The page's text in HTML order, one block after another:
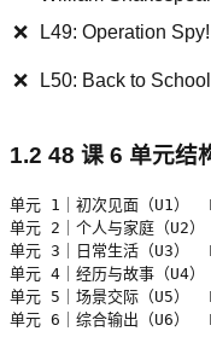
❌
L49: Operation Spy!
❌ L50: Back to School
1.2 48 课 6 单元结
单元 1｜初次见面（U1
单元 2｜个人与家庭（U2
单元 3｜日常生活（U3）
单元 4｜经历与故事（U4
单元 5｜场景交际（U5）
单元 6｜综合输出（U6）